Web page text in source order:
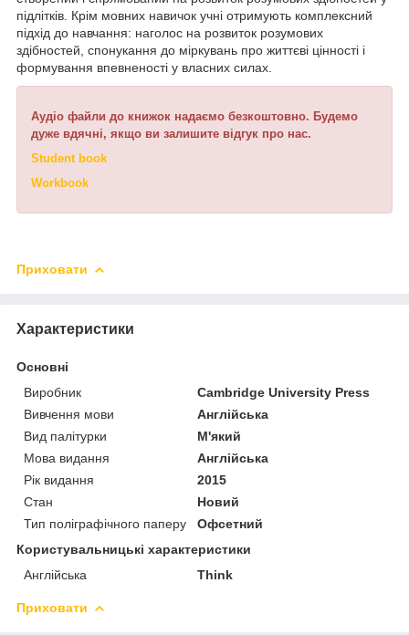
підлітків. Крім мовних навичок учні отримують комплексний
підхід до навчання: наголос на розвиток розумових
здібностей, спонукання до міркувань про життєві цінності і
формування впевненості у власних силах.
Аудіо файли до книжок надаємо безкоштовно. Будемо
дуже вдячні, якщо ви залишите відгук про нас.
Student book
Workbook
Приховати
Характеристики
Основні
Виробник
Cambridge University Press
Вивчення мови
Англійська
Вид палітурки
М'який
Мова видання
Англійська
Рік видання
2015
Стан
Новий
Тип поліграфічного паперу
Офсетний
Користувальницькі характеристики
Англійська
Think
Приховати